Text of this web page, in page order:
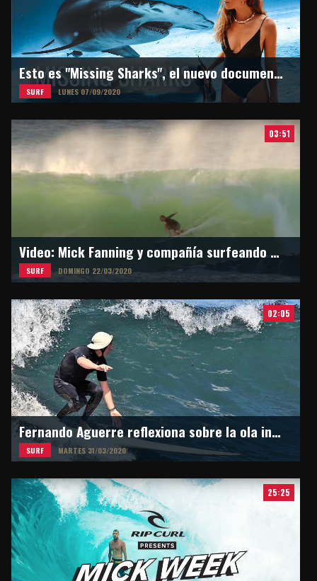
Esto es "Missing Sharks", el nuevo documental de Martina Alvarez
SURF LUNES 07/09/2020
03:51
Video: Mick Fanning y compañía surfeando en Snapper Rocks
SURF DOMINGO 22/03/2020
02:05
Fernando Aguerre reflexiona sobre la ola inesperada
SURF MARTES 31/03/2020
25:25